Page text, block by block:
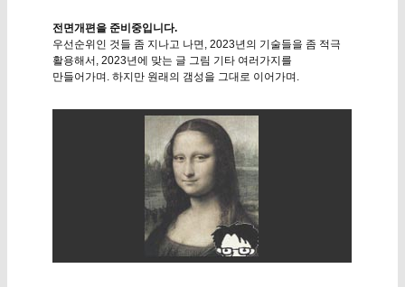
전면개편을 준비중입니다.
우선순위인 것들 좀 지나고 나면, 2023년의 기술들을 좀 적극
활용해서, 2023년에 맞는 글 그림 기타 여러가지를
만들어가며. 하지만 원래의 갬성을 그대로 이어가며.